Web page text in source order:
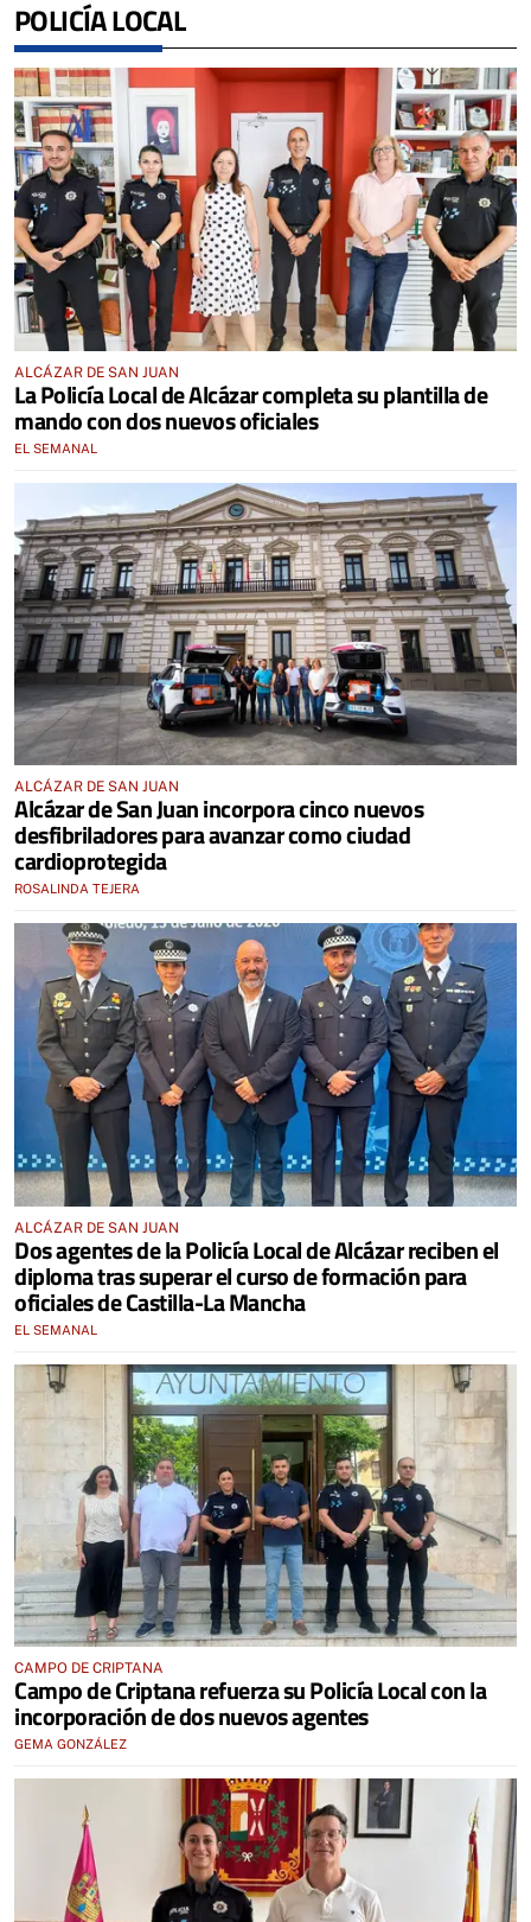
POLICÍA LOCAL
ALCÁZAR DE SAN JUAN
La Policía Local de Alcázar completa su plantilla de
mando con dos nuevos oficiales
EL SEMANAL
ALCÁZAR DE SAN JUAN
Alcázar de San Juan incorpora cinco nuevos
desfibriladores para avanzar como ciudad
cardioprotegida
ROSALINDA TEJERA
ALCÁZAR DE SAN JUAN
Dos agentes de la Policía Local de Alcázar reciben el
diploma tras superar el curso de formación para
oficiales de Castilla-La Mancha
EL SEMANAL
CAMPO DE CRIPTANA
Campo de Criptana refuerza su Policía Local con la
incorporación de dos nuevos agentes
GEMA GONZÁLEZ